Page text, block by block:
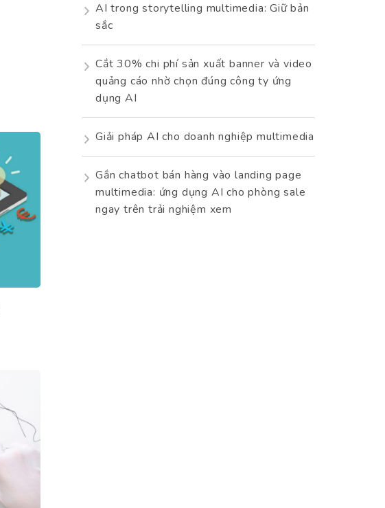
AI trong storytelling multimedia: Giữ bản
sắc
Cắt 30% chi phí sản xuất banner và video
quảng cáo nhờ chọn đúng công ty ứng
dụng AI
Giải pháp AI cho doanh nghiệp multimedia
Gắn chatbot bán hàng vào landing page
multimedia: ứng dụng AI cho phòng sale
ngay trên trải nghiệm xem